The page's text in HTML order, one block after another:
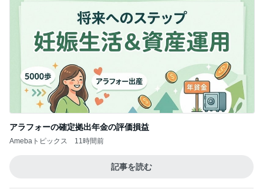
アラフォーの確定拠出年金の評価損益
Amebaトピックス 11時間前
記事を読む